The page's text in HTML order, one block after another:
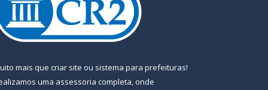
mais que criar site ou sistema para prefeituras!
uma assessoria completa, onde